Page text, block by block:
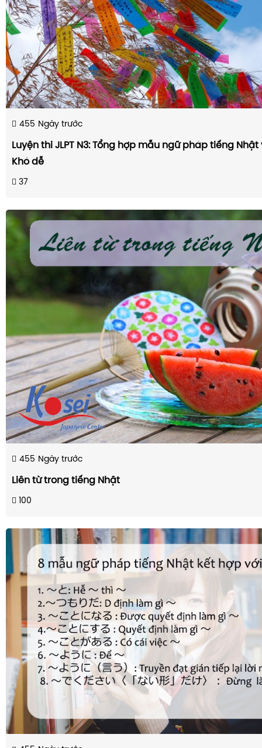
455 Ngày trước
Luyện thi JLPT N3: Tổng hợp mẫu ngữ pháp tiếng
Khó dễ
37
455 Ngày trước
Liên từ trong tiếng Nhật
100